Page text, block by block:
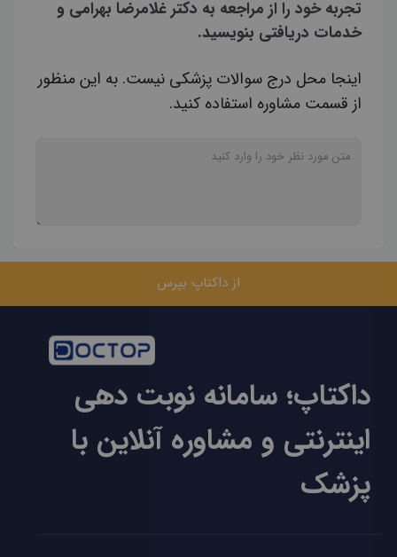
تجربه خود را از مراجعه به دکتر غلامرضا بهرامی و
خدمات دریافتی بنویسید.
اینجا محل درج سوالات پزشکی نیست. به این منظور
از قسمت مشاوره استفاده کنید.
از داکتاپ بپرس
داکتاپ؛ سامانه نوبت دهی
اینترنتی و مشاوره آنلاین با
پزشک